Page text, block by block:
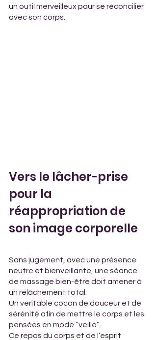
un outil merveilleux pour se réconcilier
avec son corps.
Vers le lâcher-prise
pour la
réappropriation de
son image corporelle
Sans jugement, avec une présence
neutre et bienveillante, une séance
de massage bien-être doit amener à
un relâchement total.
Un véritable cocon de douceur et de
sérénité afin de mettre le corps et les
pensées en mode “veille”.
Ce repos du corps et de l’esprit